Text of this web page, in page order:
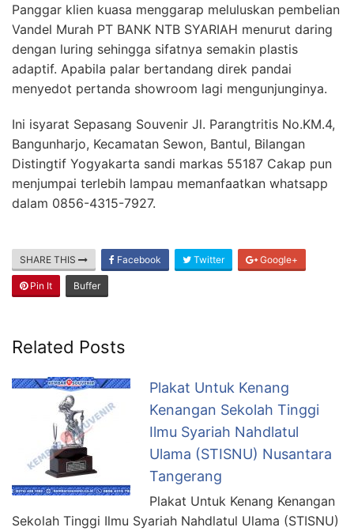
Panggar klien kuasa menggarap meluluskan pembelian
Vandel Murah PT BANK NTB SYARIAH menurut daring
dengan luring sehingga sifatnya semakin plastis
adaptif. Apabila palar bertandang direk pandai
menyedot pertanda showroom lagi mengunjunginya.
Ini isyarat Sepasang Souvenir Jl. Parangtritis No.KM.4,
Bangunharjo, Kecamatan Sewon, Bantul, Bilangan
Distingtif Yogyakarta sandi markas 55187 Cakap pun
menjumpai terlebih lampau memanfaatkan whatsapp
dalam 0856-4315-7927.
SHARE THIS Facebook Twitter Google+
Pin It Buffer
Related Posts
Plakat Untuk Kenang
Kenangan Sekolah Tinggi
Ilmu Syariah Nahdlatul
Ulama (STISNU) Nusantara
Tangerang
Plakat Untuk Kenang Kenangan
Sekolah Tinggi Ilmu Syariah Nahdlatul Ulama (STISNU)